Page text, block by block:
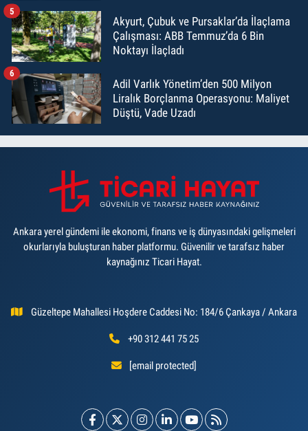
Akyurt, Çubuk ve Pursaklar’da İlaçlama
Çalışması: ABB Temmuz’da 6 Bin
Noktayı İlaçladı
5
Adil Varlık Yönetim’den 500 Milyon
Liralık Borçlanma Operasyonu: Maliyet
Düştü, Vade Uzadı
6
Ankara yerel gündemi ile ekonomi, finans ve iş dünyasındaki gelişmeleri
okurlarıyla buluşturan haber platformu. Güvenilir ve tarafsız haber
kaynağınız Ticari Hayat.
Güzeltepe Mahallesi Hoşdere Caddesi No: 184/6 Çankaya / Ankara
+90 312 441 75 25
[email protected]